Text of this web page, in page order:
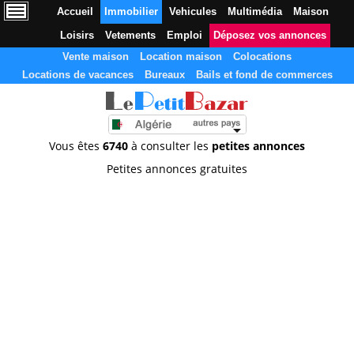
Accueil Immobilier Vehicules Multimédia
Maison
Loisirs
Vetements Emploi
Déposez vos annonces
Vente maison
Location maison
Colocations
Locations de vacances
Bureaux Bails et fond de commerces
Vous êtes 6740 à consulter les petites annonces
Petites annonces gratuites